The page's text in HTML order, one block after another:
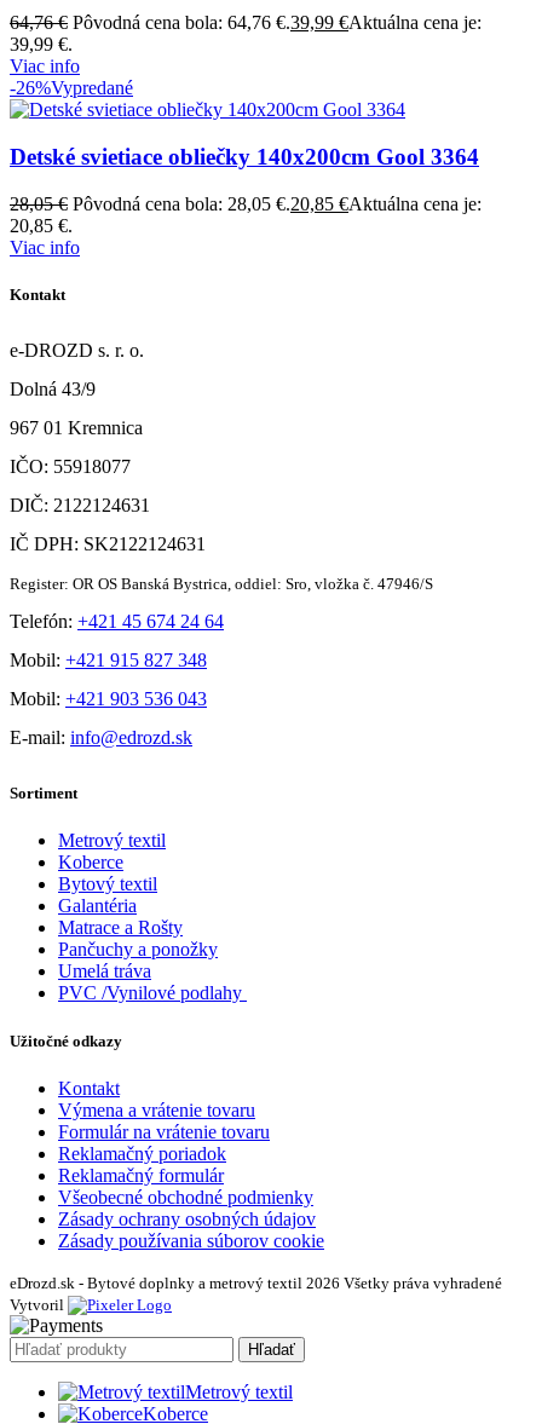
64,76€ Pôvodná cena bola: 64,76 €.39,99 €Aktuálna cena je:
39,99 €.
Viac info
-26%Vypredané
Detské svietiace obliečky 140x200cm Gool 3364
28,05€ Pôvodná cena bola: 28,05 €.20,85 €Aktuálna cena je:
20,85 €.
Viac info
Kontakt
e-DROZD s. r. o.
Dolná 43/9
967 01 Kremnica
IČO: 55918077
DIČ: 2122124631
IČ DPH: SK2122124631
Register: OR OS Banská Bystrica, oddiel: Sro, vložka č. 47946/S
Telefón: +421 45 674 24 64
Mobil: +421 915 827 348
Mobil: +421 903 536 043
E-mail: info@edrozd.sk
Sortiment
Metrový textil
Koberce
Bytový textil
Galantéria
Matrace a Rošty
Pančuchy a ponožky
Umelá tráva
PVC /Vynilové podlahy
Užitočné odkazy
Kontakt
Výmena a vrátenie tovaru
Formulár na vrátenie tovaru
Reklamačný poriadok
Reklamačný formulár
Všeobecné obchodné podmienky
Zásady ochrany osobných údajov
Zásady používania súborov cookie
eDrozd.sk - Bytové doplnky a metrový textil 2026 Všetky práva vyhradené
Vytvoril
Hľadať
Metrový textil
Koberce